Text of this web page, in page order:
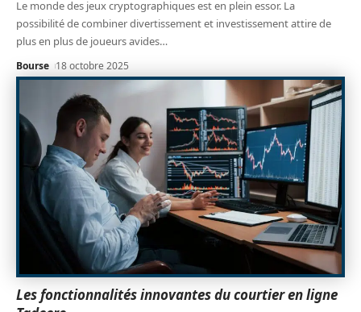
Le monde des jeux cryptographiques est en plein essor. La
possibilité de combiner divertissement et investissement attire de
plus en plus de joueurs avides…
Bourse 18 octobre 2025
Les fonctionnalités innovantes du courtier en ligne